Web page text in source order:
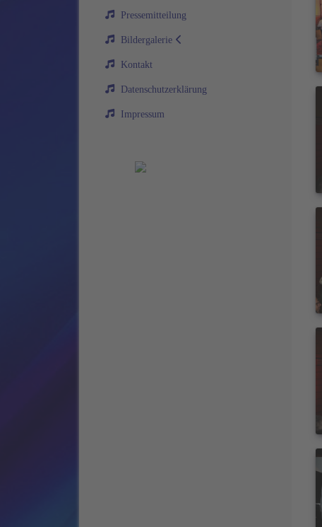
Pressemitteilung
Bildergalerie
Kontakt
Datenschutzerklärung
Impressum